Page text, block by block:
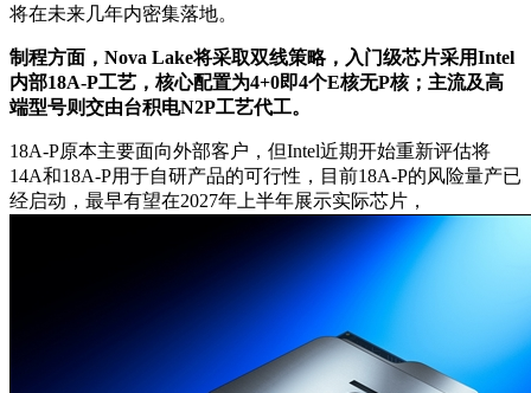
将在未来几年内密集落地。
制程方面，Nova Lake将采取双线策略，入门级芯片采用Intel
内部18A-P工艺，核心配置为4+0即4个E核无P核；主流及高
端型号则交由台积电N2P工艺代工。
18A-P原本主要面向外部客户，但Intel近期开始重新评估将
14A和18A-P用于自研产品的可行性，目前18A-P的风险量产已
经启动，最早有望在2027年上半年展示实际芯片，